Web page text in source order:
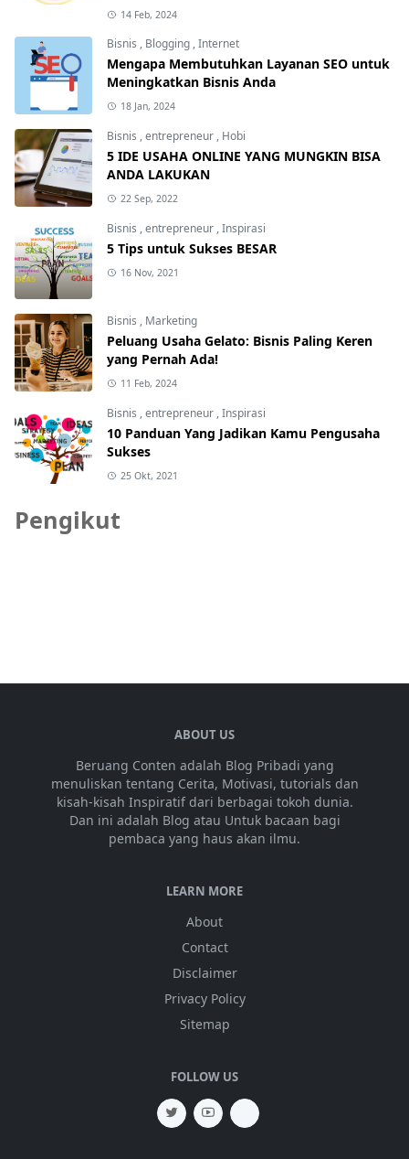
14 Feb, 2024
Bisnis , Blogging ,Internet
Mengapa Membutuhkan Layanan SEO untuk
Meningkatkan Bisnis Anda
18 Jan, 2024
Bisnis ,entrepreneur , Hobi
5 IDE USAHA ONLINE YANG MUNGKIN BISA
ANDA LAKUKAN
22 Sep, 2022
Bisnis ,entrepreneur ,Inspirasi
5 Tips untuk Sukses BESAR
16 Nov, 2021
Bisnis , Marketing
Peluang Usaha Gelato: Bisnis Paling Keren
yang Pernah Ada!
11 Feb, 2024
Bisnis ,entrepreneur ,Inspirasi
10 Panduan Yang Jadikan Kamu Pengusaha
Sukses
25 Okt, 2021
Pengikut
ABOUT US
Beruang Conten adalah Blog Pribadi yang
menuliskan tentang Cerita, Motivasi, tutorials dan
kisah-kisah Inspiratif dari berbagai tokoh dunia.
Dan ini adalah Blog atau Untuk bacaan bagi
pembaca yang haus akan ilmu.
LEARN MORE
About
Contact
Disclaimer
Privacy Policy
Sitemap
FOLLOW US